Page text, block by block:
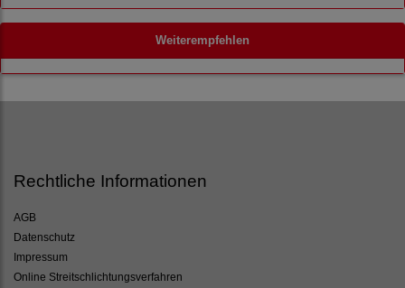
Weiterempfehlen
Rechtliche Informationen
AGB
Datenschutz
Impressum
Online Streitschlichtungsverfahren